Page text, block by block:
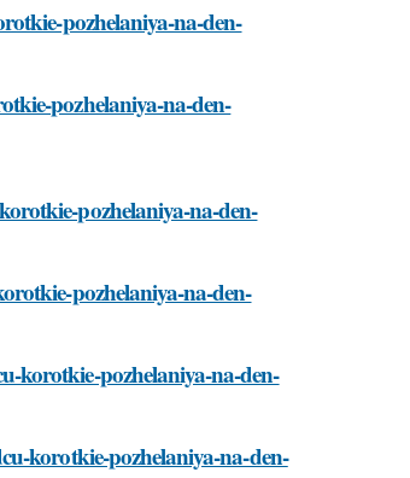
pozhelaniya-na-den-
pozhelaniya-na-den-
pozhelaniya-na-den-
pozhelaniya-na-den-
korotkie-pozhelaniya-na-den-
korotkie-pozhelaniya-na-den-